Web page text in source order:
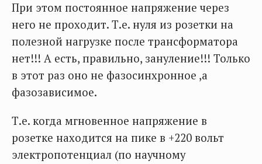
При этом постоянное напряжение через
него не проходит. Т.е. нуля из розетки на
полезной нагрузке после трансформатора
нет!!! А есть, правильно, зануление!!! Только
в этот раз оно не фазосинхронное ,а
фазозависимое.
Т.е. когда мгновенное напряжение в
розетке находится на пике в +220 вольт
электропотенциал (по научному